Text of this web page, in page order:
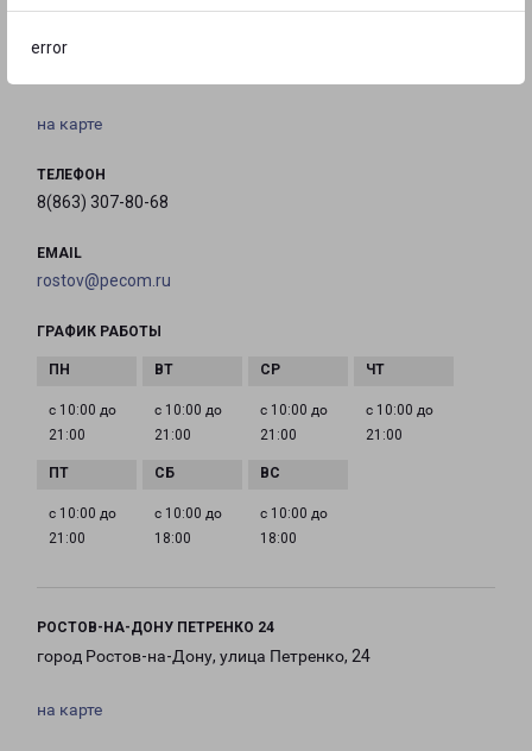
error
РОСТОВ-НА-ДОНУ ДОБРОВОЛЬСКОГО З6/3
город Ростов-на-Дону, улица Добровольского, 36
на карте
ТЕЛЕФОН
8(863) 307-80-68
EMAIL
rostov@pecom.ru
ГРАФИК РАБОТЫ
с 10:00 до
21:00
с 10:00 до
21:00
с 10:00 до
21:00
с 10:00 до
21:00
с 10:00 до
21:00
с 10:00 до
18:00
с 10:00 до
18:00
РОСТОВ-НА-ДОНУ ПЕТРЕНКО 24
город Ростов-на-Дону, улица Петренко, 24
на карте